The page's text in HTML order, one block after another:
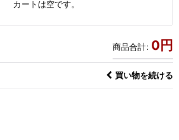
カートは空です。
商品合計: 0円
買い物を続ける